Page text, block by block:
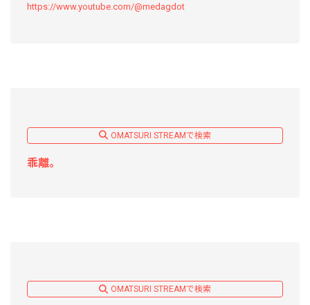
https://www.youtube.com/@medagdot
OMATSURI STREAMで検索
乖離。
OMATSURI STREAMで検索